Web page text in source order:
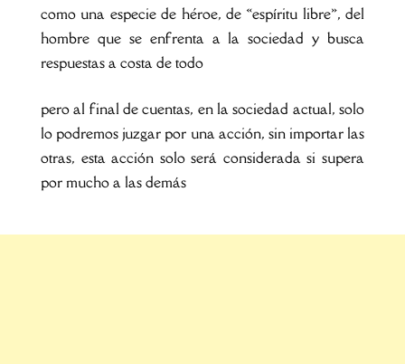
como una especie de héroe, de «espíritu libre», del
hombre que se enfrenta a la sociedad y busca
respuestas a costa de todo
pero al final de cuentas, en la sociedad actual, solo
lo podremos juzgar por una acción, sin importar las
otras, esta acción solo será considerada si supera
por mucho a las demás